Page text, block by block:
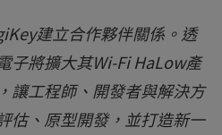
建立合作夥伴關係。透
子將擴大其Wi-Fi HaLow產
讓工程師、開發者與解決方
估、原型開發，並打造新一